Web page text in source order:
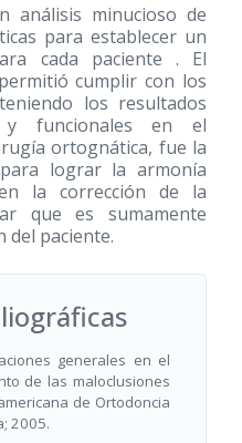
análisis minucioso de
para establecer un
cada paciente . El
cumplir con los
los resultados
y funcionales en el
ortognática, fue la
lograr la armonía
la corrección de la
que es sumamente
del paciente.
generales en el
de las maloclusiones
de Ortodoncia
2005.